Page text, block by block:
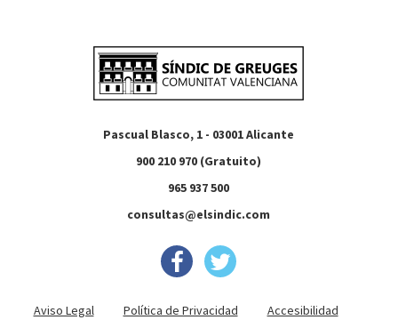
Pascual Blasco, 1 - 03001 Alicante
900 210 970 (Gratuito)
965 937 500
consultas@elsindic.com
Aviso Legal Política de Privacidad Accesibilidad